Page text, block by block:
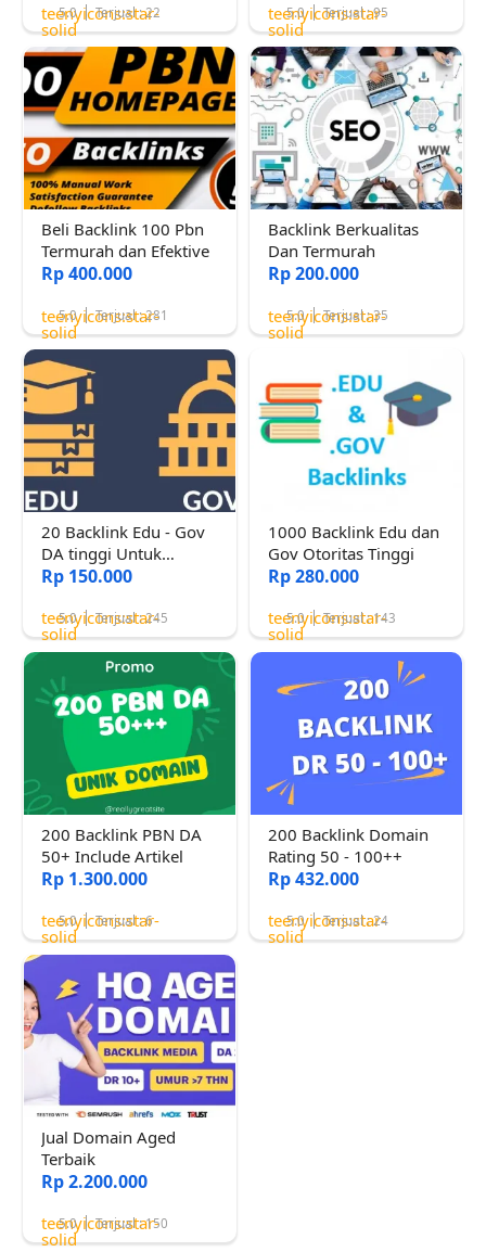
teenyicons:star-
solid
5.0 Terjual : 22 teenyicons:star-
solid
5.0 Terjual : 95
Beli Backlink 100 Pbn
Termurah dan Efektive
Rp 400.000
teenyicons:star-
solid
5.0 Terjual : 281
Backlink Berkualitas
Dan Termurah
Rp 200.000
teenyicons:star-
solid
5.0 Terjual : 35
20 Backlink Edu - Gov
DA tinggi Untuk
Menaikkan Rank
Rp 150.000
teenyicons:star-
solid
5.0 Terjual : 245
1000 Backlink Edu dan
Gov Otoritas Tinggi
Rp 280.000
teenyicons:star-
solid
5.0 Terjual : 143
200 Backlink PBN DA
50+ Include Artikel
Rp 1.300.000
teenyicons:star-
solid
5.0 Terjual : 6
200 Backlink Domain
Rating 50 - 100++
Rp 432.000
teenyicons:star-
solid
5.0 Terjual : 24
Jual Domain Aged
Terbaik
Rp 2.200.000
teenyicons:star-
solid
5.0 Terjual : 150